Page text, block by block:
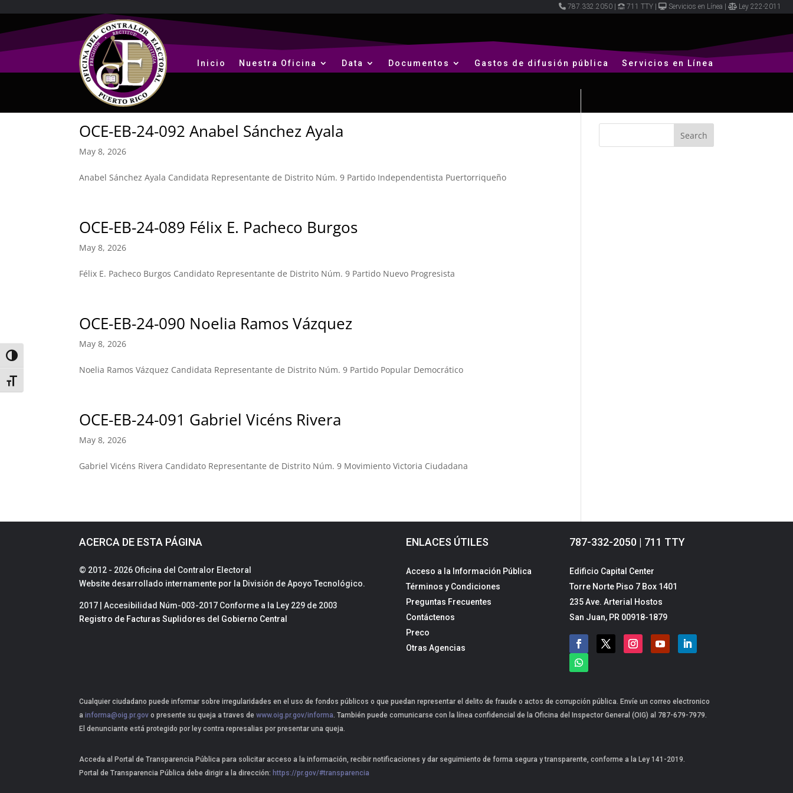
Toggle High Contrast
Toggle Font size
787.332.2050 711 TTY Servicios en Línea Ley 222-2011
Inicio Nuestra Oficina Data Documentos Gastos de difusión pública Servicios en Línea
OCE-EB-24-092 Anabel Sánchez Ayala
May 8, 2026
Anabel Sánchez Ayala Candidata Representante de Distrito Núm. 9 Partido Independentista Puertorriqueño
OCE-EB-24-089 Félix E. Pacheco Burgos
May 8, 2026
Félix E. Pacheco Burgos Candidato Representante de Distrito Núm. 9 Partido Nuevo Progresista
OCE-EB-24-090 Noelia Ramos Vázquez
May 8, 2026
Noelia Ramos Vázquez Candidata Representante de Distrito Núm. 9 Partido Popular Democrático
OCE-EB-24-091 Gabriel Vicéns Rivera
May 8, 2026
Gabriel Vicéns Rivera Candidato Representante de Distrito Núm. 9 Movimiento Victoria Ciudadana
ACERCA DE ESTA PÁGINA
© 2012 - 2026 Oficina del Contralor Electoral
Website desarrollado internamente por la División de Apoyo Tecnológico.
2017 | Accesibilidad Núm-003-2017 Conforme a la Ley 229 de 2003
Registro de Facturas Suplidores del Gobierno Central
ENLACES ÚTILES
Acceso a la Información Pública
Términos y Condiciones
Preguntas Frecuentes
Contáctenos
Preco
Otras Agencias
787-332-2050 | 711 TTY
Edificio Capital Center
Torre Norte Piso 7 Box 1401
235 Ave. Arterial Hostos
San Juan, PR 00918-1879
Cualquier ciudadano puede informar sobre irregularidades en el uso de fondos públicos o que puedan representar el delito de fraude o actos de corrupción pública. Envíe un correo electronico
ainforma@oig.pr.gov o presente su queja a traves de www.oig.pr.gov/informa . También puede comunicarse con la línea confidencial de la Oficina del Inspector General (OIG) al 787-679-7979.
El denunciante está protegido por ley contra represalias por presentar una queja.
Acceda al Portal de Transparencia Pública para solicitar acceso a la información, recibir notificaciones y dar seguimiento de forma segura y transparente, conforme a la Ley 141-2019.
Portal de Transparencia Pública debe dirigir a la dirección: https://pr.gov/#transparencia